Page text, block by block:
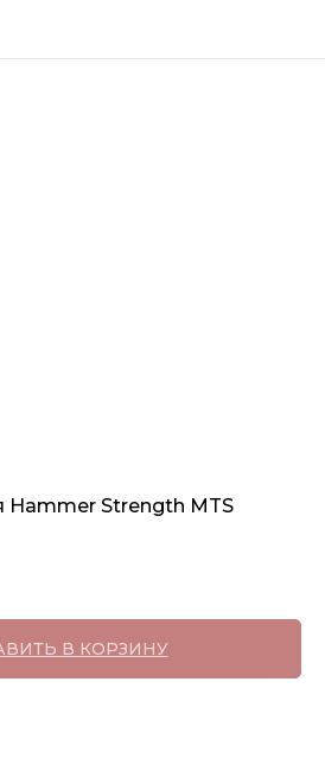
Hammer Strength MTS
В КОРЗИНУ